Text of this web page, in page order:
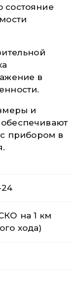
состояние
в
и
прибором в
24
на 1 км
хода)